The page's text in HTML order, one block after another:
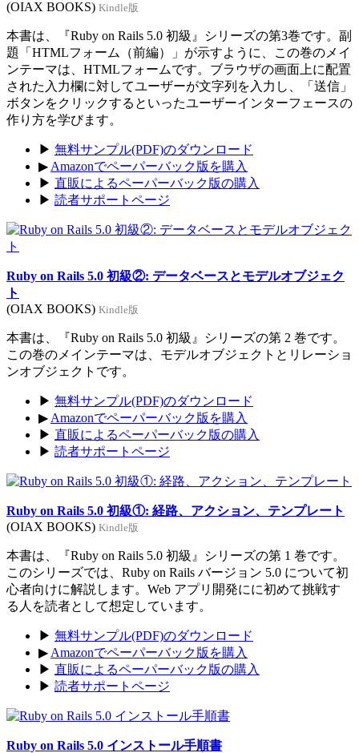
(OIAX BOOKS) Kindle版
本書は、『Ruby on Rails 5.0 初級』シリーズの第3巻です。副
題「HTMLフォーム（前編）」が示すように、この巻のメイ
ンテーマは、HTMLフォームです。ブラウザの画面上に配置
された入力欄に対してユーザーが文字列を入力し、「送信」
ボタンをクリックするといったユーザーインターフェースの
作り方を学びます。
▶ 無料サンプル(PDF)のダウンロード
▶ Amazonでペーパーバック版を購入
▶ 直販によるペーパーバック版の購入
▶ 読者サポートページ
Ruby on Rails 5.0 初級②: データベースとモデルオブジェク
ト
(OIAX BOOKS) Kindle版
本書は、『Ruby on Rails 5.0 初級』シリーズの第 2 巻です。
この巻のメインテーマは、モデルオブジェクトとリレーショ
ンオブジェクトです。
▶ 無料サンプル(PDF)のダウンロード
▶ Amazonでペーパーバック版を購入
▶ 直販によるペーパーバック版の購入
▶ 読者サポートページ
Ruby on Rails 5.0 初級①: 経路、アクション、テンプレート
(OIAX BOOKS) Kindle版
本書は、『Ruby on Rails 5.0 初級』シリーズの第 1 巻です。
このシリーズでは、Ruby on Rails バージョン 5.0 について初
心者向けに解説します。Web アプリ開発にに初めて挑戦す
る人を読者として想定しています。
▶ 無料サンプル(PDF)のダウンロード
▶ Amazonでペーパーバック版を購入
▶ 直販によるペーパーバック版の購入
▶ 読者サポートページ
Ruby on Rails 5.0 インストール手順書